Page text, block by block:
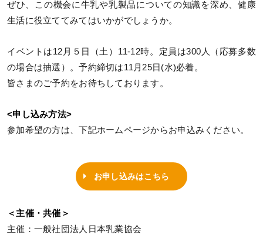
ぜひ、この機会に牛乳や乳製品についての知識を深め、健康
生活に役立ててみてはいかがでしょうか。
イベントは12月５日（土）11‐12時。定員は300人（応募多数
の場合は抽選）。予約締切は11月25日(水)必着。
皆さまのご予約をお待ちしております。
<申し込み方法>
参加希望の方は、下記ホームページからお申込みください。
お申し込みはこちら
＜主催・共催＞
主催：一般社団法人日本乳業協会